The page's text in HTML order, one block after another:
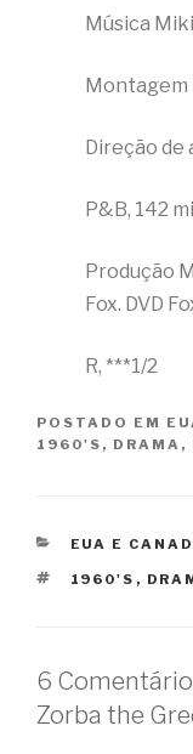
Música
Montagem
Direção de
P&B, 142
Produção
Fox. DVD
R, ***1/2
POSTADO EM
1960'S , DRAMA ,
CATEGORIAS
EUA E
TAGS
1960'S ,
6
Zorba the